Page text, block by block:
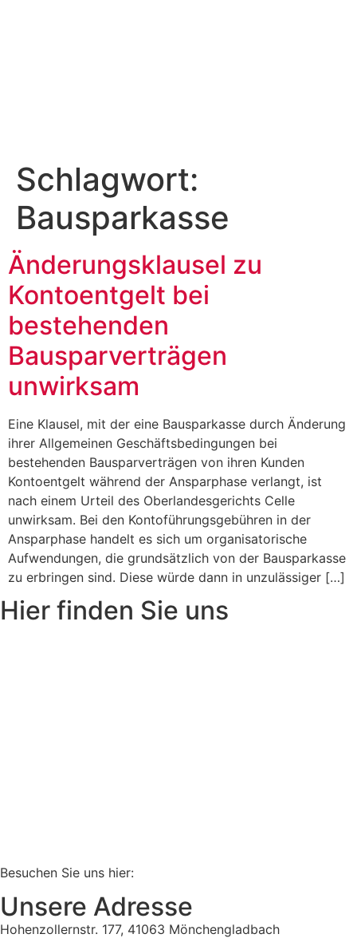
Schlagwort:
Bausparkasse
Änderungsklausel zu
Kontoentgelt bei
bestehenden
Bausparverträgen
unwirksam
Eine Klausel, mit der eine Bausparkasse durch Änderung
ihrer Allgemeinen Geschäftsbedingungen bei
bestehenden Bausparverträgen von ihren Kunden
Kontoentgelt während der Ansparphase verlangt, ist
nach einem Urteil des Oberlandesgerichts Celle
unwirksam. Bei den Kontoführungsgebühren in der
Ansparphase handelt es sich um organisatorische
Aufwendungen, die grundsätzlich von der Bausparkasse
zu erbringen sind. Diese würde dann in unzulässiger […]
Hier finden Sie uns
Besuchen Sie uns hier:
Unsere Adresse
Hohenzollernstr. 177, 41063 Mönchengladbach